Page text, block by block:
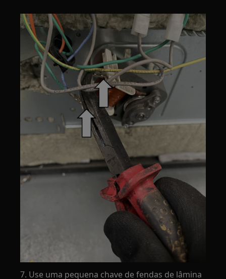
7. Use uma pequena chave de fendas de lâmina